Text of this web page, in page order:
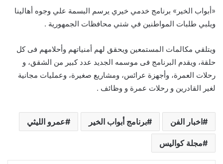
«أبواب الخير» برنامج خدمي خيري يرسم البسمة علي وجوه أهالينا
ويلبي طلبات المواطنين في شتي محافظات الجمهورية .
ويتلقي مكالمات المستمعين ويحقق لهم أمنياتهم وأحلامهم فى كل
حلقة، ويقدم البرنامج فى موسمه الجديد عدد كبير من الشقق، و
رحلات العمرة، وأجهزة عرائس، ومشاريع صغيرة، وعمليات مجانية
لغير القادرين و رحلات عمرة و وظائف .
اخبار الفن برنامج أبواب الخير عمرو الليثي
مجلة كواليس